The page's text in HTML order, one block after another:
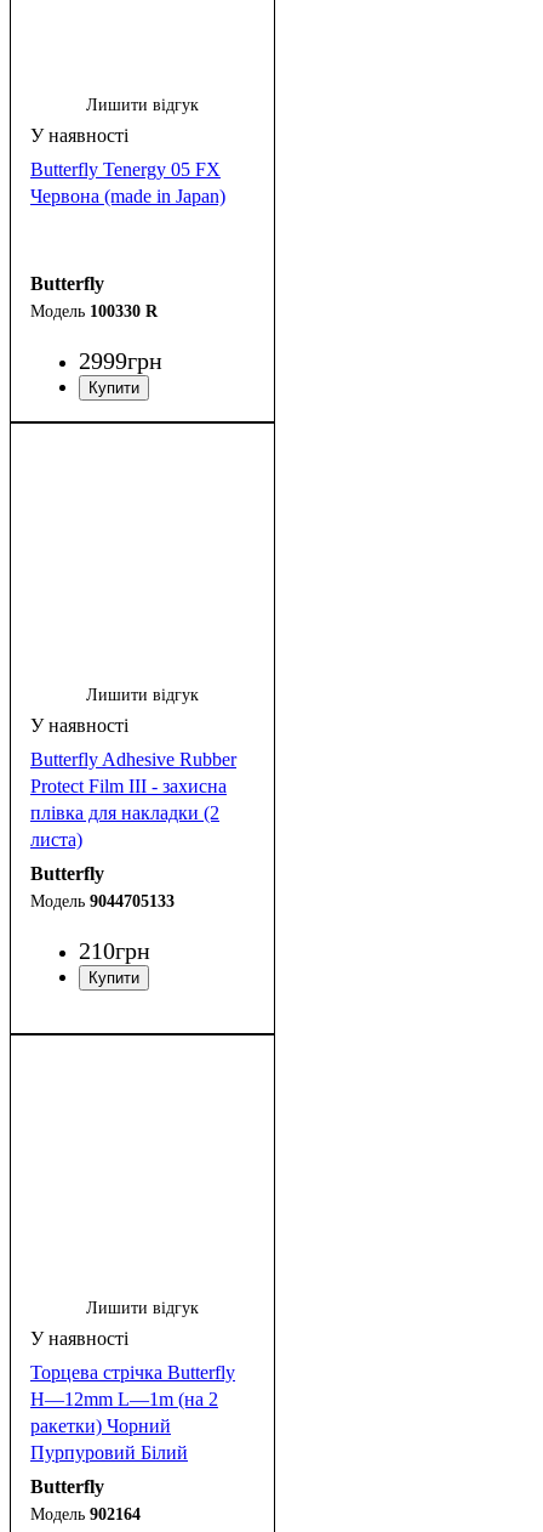
Лишити відгук
Butterfly Tenergy 05 FX
Червона (made in Japan)
Butterfly
100330 R
2999грн
Лишити відгук
Butterfly Adhesive Rubber
Protect Film III - захисна
плівка для накладки (2
листа)
Butterfly
9044705133
210грн
Лишити відгук
Торцева стрічка Butterfly
H—12mm L—1m (на 2
ракетки) Чорний
Пурпуровий Білий
Butterfly
902164